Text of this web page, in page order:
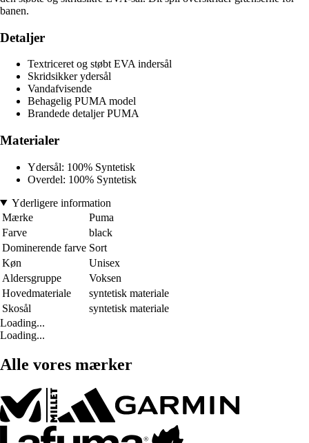
banen.
Detaljer
Textriceret og støbt EVA indersål
Skridsikker ydersål
Vandafvisende
Behagelig PUMA model
Brandede detaljer PUMA
Materialer
Ydersål: 100% Syntetisk
Overdel: 100% Syntetisk
Yderligere information
Mærke
Puma
Farve
black
Dominerende farve Sort
Køn
Unisex
Aldersgruppe
Voksen
Hovedmateriale
syntetisk materiale
Skosål
syntetisk materiale
Loading...
Loading...
Alle vores mærker